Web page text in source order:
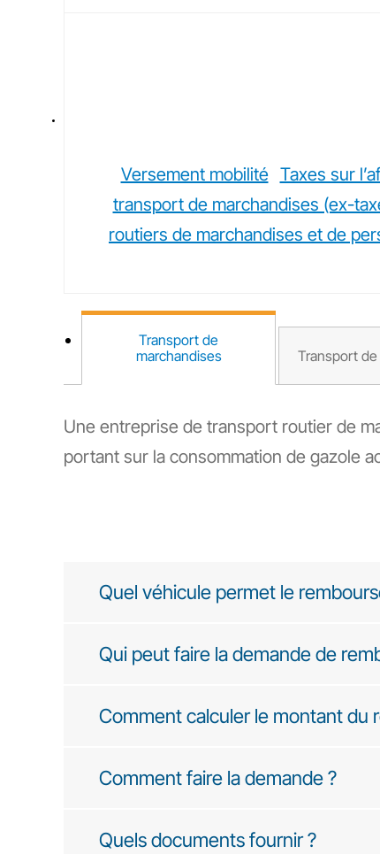
Versement mobilité Taxes sur
transport de marchandises (ex-
routiers de marchandises et de
Transport de
marchandises
Transport
Une entreprise de transport routier de
portant sur la consommation de gazole
Quel véhicule permet le
Qui peut faire la demande de
Comment calculer le montant du
Comment faire la demande ?
Quels documents fournir ?